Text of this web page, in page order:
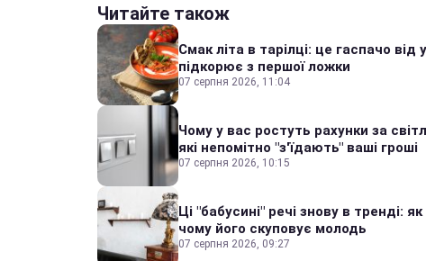
Читайте також
Смак літа в тарілці: це гаспачо
підкорює з першої ложки
07 серпня 2026, 11:04
Чому у вас ростуть рахунки за
які непомітно "з'їдають" ваші гроші
07 серпня 2026, 10:15
Ці "бабусині" речі знову в тренді:
чому його скуповує молодь
07 серпня 2026, 09:27